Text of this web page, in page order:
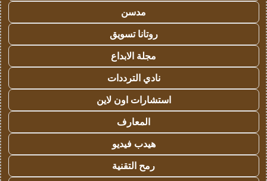
مدسن
روتانا تسويق
مجلة الابداع
نادي الترددات
استشارات اون لاين
المعارف
هيدب فيديو
رمح التقنية